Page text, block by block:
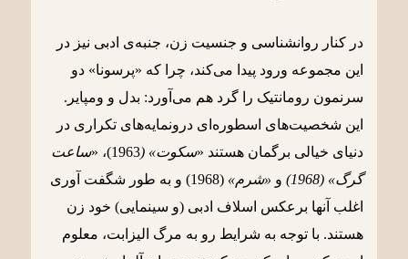
در کنار روانشناسی و جنسیت زن، جنبه‌ی ادبی نیز در
این مجموعه ورود پیدا می‌کند، چرا که «پرسونا» دو
سرنمون رومانتیک را گرد هم می‌آورد: بدل و ومپایر.
این شخصیت‌های اسطوره‌ای درونمایه‌های تکراری در
دنیای خیالی برگمان هستند «سکوت» (1963)، «
ساعت
گرگ» (1968)
و «شرم»
(1968) و به طور شگفت آوری
اغلب آنها برعکس اسلاف ادبی (و سینمایی) خود زن
هستند. با توجه به شرایط رو به مرگ الیزابت، معلوم